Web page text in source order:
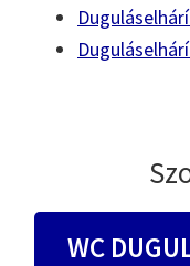
WC